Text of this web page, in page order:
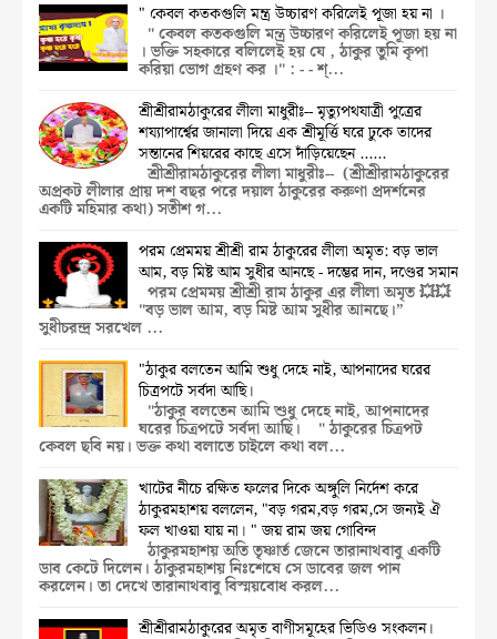
" কেবল কতকগুলি মন্ত্র উচ্চারণ করিলেই পূজা হয় না ।
" কেবল কতকগুলি মন্ত্র উচ্চারণ করিলেই পূজা হয় না
। ভক্তি সহকারে বলিলেই হয় যে , ঠাকুর তুমি কৃপা
করিয়া ভোগ গ্রহণ কর ।" : - - শ্...
শ্রীশ্রীরামঠাকুরের লীলা মাধুরীঃ-- মৃত্যুপথযাত্রী পুত্রের
শয্যাপার্শ্বের জানালা দিয়ে এক শ্রীমূর্ত্তি ঘরে ঢুকে তাদের
সন্তানের শিয়রের কাছে এসে দাঁড়িয়েছেন ......
শ্রীশ্রীরামঠাকুরের লীলা মাধুরীঃ-- (শ্রীশ্রীরামঠাকুরের
অপ্রকট লীলার প্রায় দশ বছর পরে দয়াল ঠাকুরের করুণা প্রদর্শনের
একটি মহিমার কথা) সতীশ গ...
পরম প্রেমময় শ্রীশ্রী রাম ঠাকুরের লীলা অমৃত: বড় ভাল
আম, বড় মিষ্ট আম সুধীর আনছে - দম্ভের দান, দণ্ডের সমান
পরম প্রেমময় শ্রীশ্রী রাম ঠাকুর এর লীলা অমৃত 💥💥
"বড় ভাল আম, বড় মিষ্ট আম সুধীর আনছে।”
সুধীচরন্দ্র সরখেল ...
"ঠাকুর বলতেন আমি শুধু দেহে নাই, আপনাদের ঘরের
চিত্রপটে সর্বদা আছি।
"ঠাকুর বলতেন আমি শুধু দেহে নাই, আপনাদের
ঘরের চিত্রপটে সর্বদা আছি। " ঠাকুরের চিত্রপট
কেবল ছবি নয়। ভক্ত কথা বলাতে চাইলে কথা বল...
খাটের নীচে রক্ষিত ফলের দিকে অঙ্গুলি নির্দেশ করে
ঠাকুরমহাশয় বললেন, "বড় গরম,বড় গরম,সে জন্যই ঐ
ফল খাওয়া যায় না। " জয় রাম জয় গোবিন্দ
ঠাকুরমহাশয় অতি তৃষ্ণার্ত জেনে তারানাথবাবু একটি
ডাব কেটে দিলেন। ঠাকুরমহাশয় নিঃশেষে সে ডাবের জল পান
করলেন। তা দেখে তারানাথবাবু বিস্ময়বোধ করল...
শ্রীশ্রীরামঠাকুরের অমৃত বাণীসমূহের ভিডিও সংকলন।